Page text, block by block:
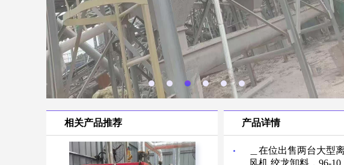
相关产品推荐 产品详情
＿在位出售两台大型
风机 绞龙卸料．96-